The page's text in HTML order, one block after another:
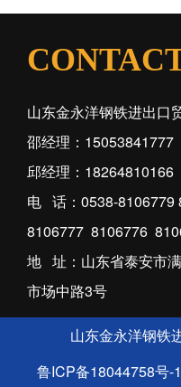
山东金永洋钢铁进出口
邵经理：15053841777
邱经理：18264810166
电 话：0538-8106779
8106777 8106776
地 址：山东省泰安市
市场中路3号
山东金永洋钢
鲁ICP备18044758号-1